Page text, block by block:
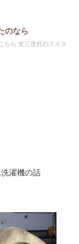
のなら
ちら 女三世代のスイス
濯機の話